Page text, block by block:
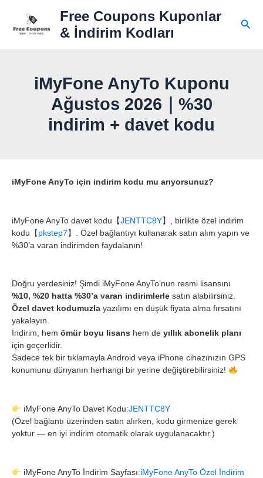
Free Coupons Kuponlar
& İndirim Kodları
iMyFone AnyTo Kuponu
Ağustos 2026｜%30
indirim + davet kodu
iMyFone AnyTo için indirim kodu mu arıyorsunuz?
iMyFone AnyTo davet kodu【JENTTC8Y】, birlikte özel indirim
kodu【 pkstep7 】. Özel bağlantıyı kullanarak satın alım yapın ve
%30’a varan indirimden faydalanın!
Doğru yerdesiniz! Şimdi iMyFone AnyTo’nun resmi lisansını
%10, %20 hatta %30’a varan indirimlerle satın alabilirsiniz.
Özel davet kodumuzla yazılımı en düşük fiyata alma fırsatını
yakalayın.
İndirim, hem ömür boyu lisans hem de yıllık abonelik planı
için geçerlidir.
Sadece tek bir tıklamayla Android veya iPhone cihazınızın GPS
konumunu dünyanın herhangi bir yerine değiştirebilirsiniz!
iMyFone AnyTo Davet Kodu:JENTTC8Y
(Özel bağlantı üzerinden satın alırken, kodu girmenize gerek
yoktur — en iyi indirim otomatik olarak uygulanacaktır.)
iMyFone AnyTo İndirim Sayfası:iMyFone AnyTo Özel İndirim